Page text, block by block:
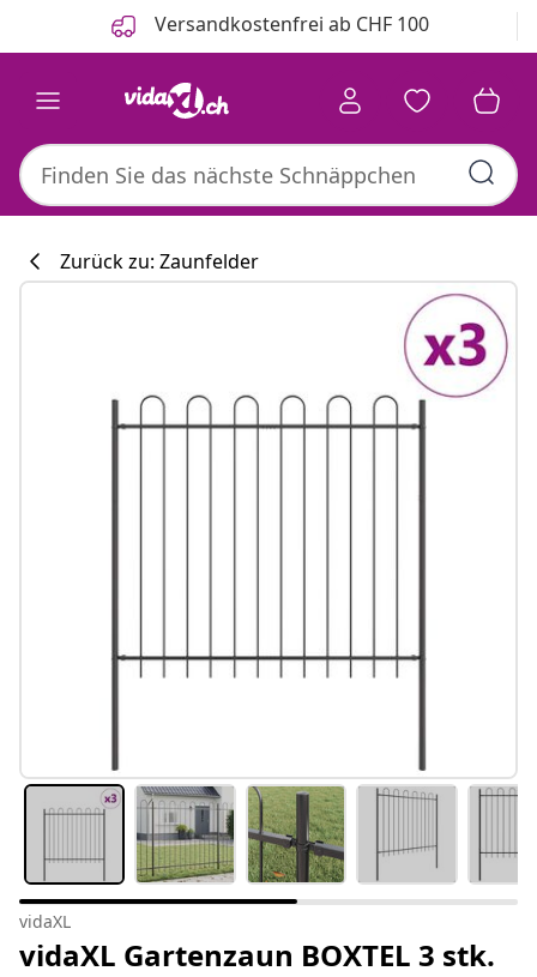
Versandkostenfrei ab CHF 100
Zurück zu: Zaunfelder
vidaXL
vidaXL Gartenzaun BOXTEL 3 stk.